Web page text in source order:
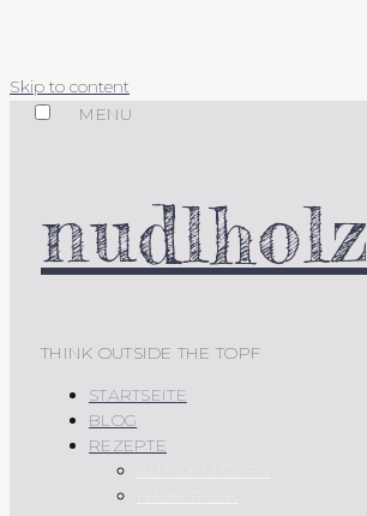
Skip to content
MENU
THINK OUTSIDE THE TOPF
STARTSEITE
BLOG
REZEPTE